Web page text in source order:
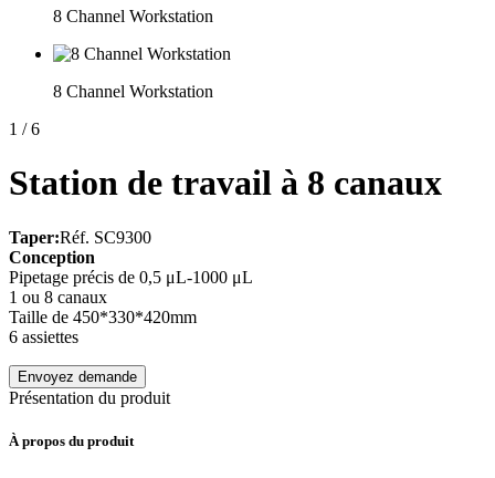
8 Channel Workstation
8 Channel Workstation
1 / 6
Station de travail à 8 canaux
Taper:Réf. SC9300
Conception
Pipetage précis de 0,5 μL-1000 μL
1 ou 8 canaux
Taille de 450*330*420mm
6 assiettes
Envoyez demande
Présentation du produit
À propos du produit